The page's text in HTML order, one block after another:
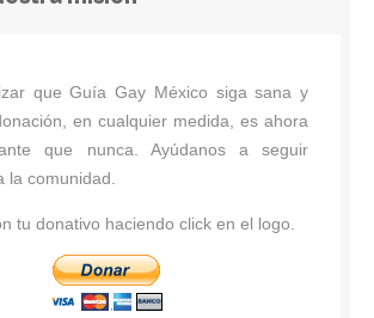
que Guía Gay México siga sana y
en cualquier medida, es ahora
que nunca. Ayúdanos a seguir
la comunidad.
tu donativo haciendo click en el logo.